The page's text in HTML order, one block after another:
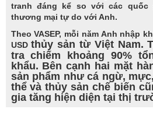
tranh đáng kể so với các quốc
thương mại tự do với Anh.
Theo VASEP, mỗi năm Anh nhập
USDthủy sản từ Việt Nam.
tra chiếm khoảng 90%
khẩu. Bên cạnh hai mặt
sản phẩm như cá ngừ,
thể và thủy sản chế biến
gia tăng hiện diện tại thị